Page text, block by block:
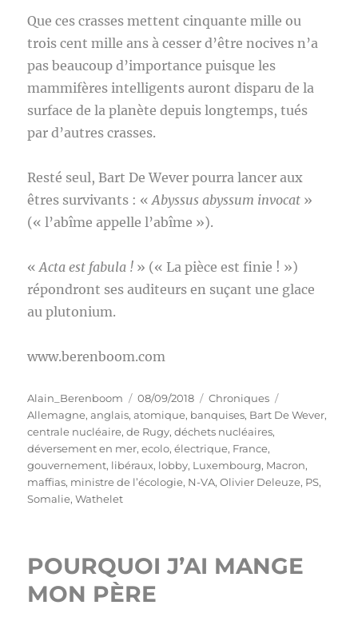
Que ces crasses mettent cinquante mille ou
trois cent mille ans à cesser d’être nocives n’a
pas beaucoup d’importance puisque les
mammifères intelligents auront disparu de la
surface de la planète depuis longtemps, tués
par d’autres crasses.
Resté seul, Bart De Wever pourra lancer aux
êtres survivants : «Abyssus abyssum invocat »
(« l’abîme appelle l’abîme »).
«Acta est fabula ! » (« La pièce est finie ! »)
répondront ses auditeurs en suçant une glace
au plutonium.
www.berenboom.com
Auteur
Alain_Berenboom
Publié
le
08/09/2018 Catégories
Chroniques
Allemagne,anglais,atomique, banquises, Bart De Wever,
centrale nucléaire,de Rugy,déchets nucléaires,
déversement en mer,ecolo,électrique, France,
gouvernement, libéraux, lobby, Luxembourg, Macron,
maffias, ministre de l’écologie, N-VA,Olivier Deleuze, PS,
Somalie,Wathelet
POURQUOI J’AI MANGE
MON PÈRE